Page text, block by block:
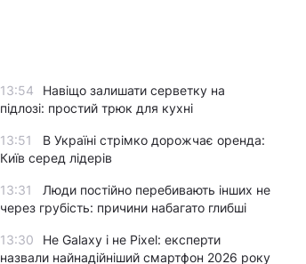
13:54
Навіщо залишати серветку на
підлозі: простий трюк для кухні
13:51
В Україні стрімко дорожчає оренда:
Київ серед лідерів
13:31
Люди постійно перебивають інших не
через грубість: причини набагато глибші
13:30
Не Galaxy і не Pixel: експерти
назвали найнадійніший смартфон 2026 року